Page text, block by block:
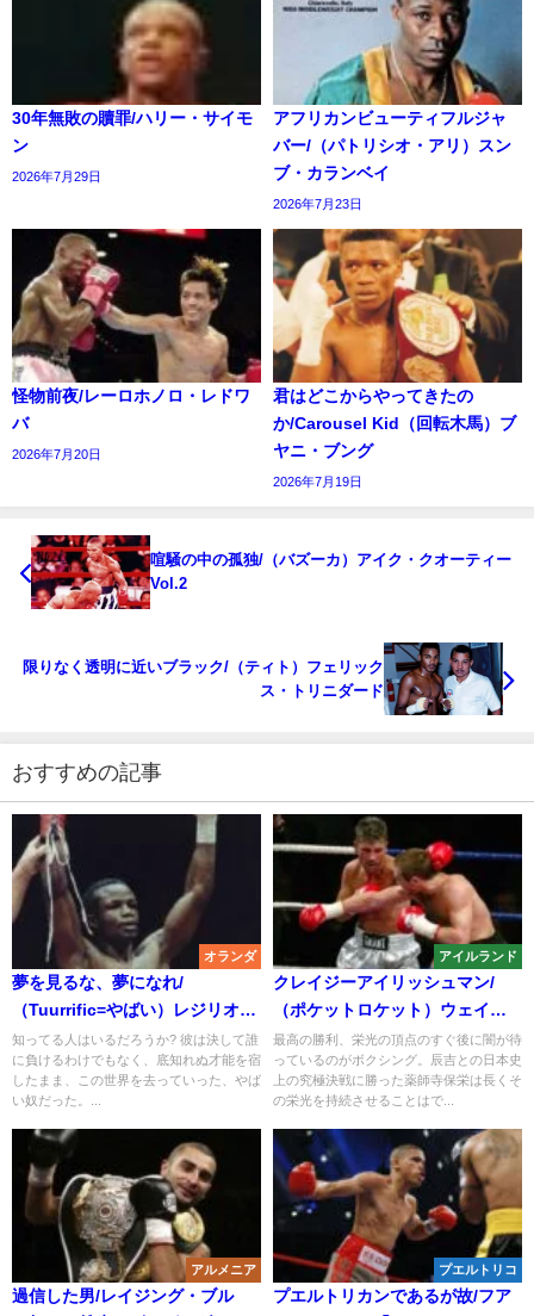
30年無敗の贖罪/ハリー・サイモ
ン
2026年7月29日
アフリカンビューティフルジャ
バー/（パトリシオ・アリ）スン
ブ・カランベイ
2026年7月23日
怪物前夜/レーロホノロ・レドワ
バ
2026年7月20日
君はどこからやってきたの
か/Carousel Kid（回転木馬）ブ
ヤニ・ブング
2026年7月19日
喧騒の中の孤独/（バズーカ）アイク・クオーティー
Vol.2
限りなく透明に近いブラック/（ティト）フェリック
ス・トリニダード
おすすめの記事
オランダ
夢を見るな、夢になれ/
（Tuurrific=やばい）レジリオ・
ツール
知ってる人はいるだろうか? 彼は決して誰
に負けるわけでもなく、底知れぬ才能を宿
したまま、この世界を去っていった、やば
い奴だった。...
アイルランド
クレイジーアイリッシュマン/
（ポケットロケット）ウェイ
ン・マッカラー
最高の勝利、栄光の頂点のすぐ後に闇が待
っているのがボクシング。辰吉との日本史
上の究極決戦に勝った薬師寺保栄は長くそ
の栄光を持続させることはで...
アルメニア
過信した男/レイジング・ブル
プエルトリコ
プエルトリカンであるが故/フア